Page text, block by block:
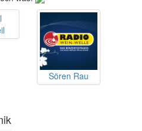
Sören Rau